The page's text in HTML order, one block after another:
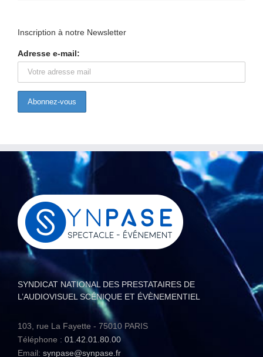
Inscription à notre Newsletter
Adresse e-mail:
SYNDICAT NATIONAL DES PRESTATAIRES DE
L’AUDIOVISUEL SCÉNIQUE ET ÉVÈNEMENTIEL
103, rue La Fayette - 75010 PARIS
Téléphone : 01.42.01.80.00
Email: synpase@synpase.fr